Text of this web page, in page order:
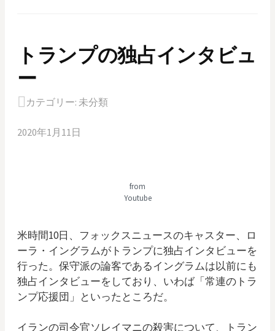
トランプの独占インタビュ
ー
カテゴリー: 未分類
2020年1月11日
from
Youtube
米時間10日、フォックスニュースのキャスター、ロ
ーラ・イングラムがトランプに独占インタビューを
行った。保守派の論客であるイングラムは以前にも
独占インタビューをしており、いわば「常連のトラ
ンプ応援団」といったところだ。
イランの司令官ソレイマニの殺害について、トラン